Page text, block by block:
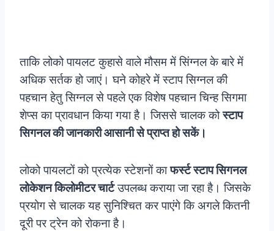
ताकि लोको पायलट कुहासे वाले मौसम में सिंग्नल के बारे में
अधिक सर्तक हो जाएं। घने कोहरे में स्टाप सिग्नल की
पहचान हेतु सिग्नल से पहले एक विशेष पहचान चिन्ह सिगमा
शेप्स का प्रावधान किया गया है। जिससे चालक कोस्टाप
सिगनल की जानकारी आसानी से प्राप्त हो सकें।
लोको पायलटों को प्रत्येक स्टेशनों काफर्स्ट स्टाप सिगनल
लोकेशन किलोमीटर चार्टउपलब्ध कराया जा रहा है। जिसके
प्रयोग से चालक यह सुनिश्चित कर पाएंगे कि अगले कितनी
दूरी पर ट्रेन को रोकना है।